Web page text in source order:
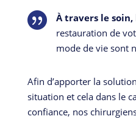
 À travers le soin,
restauration de
mode de vie sont
Afin d’apporter la
situation et cela dans le
confiance, nos